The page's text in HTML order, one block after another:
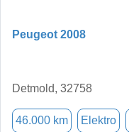
Peugeot 2008
Detmold, 32758
46.000 km Elektro